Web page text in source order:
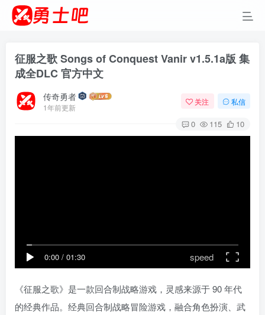
征服之歌 Songs of Conquest Vanir v1.5.1a版 集
成全DLC 官方中文
传奇勇者
1年前更新
关注 私信
0 115 10
0:00 / 01:30 speed
《征服之歌》是一款回合制战略游戏，灵感来源于 90 年代
的经典作品。经典回合制战略冒险游戏，融合角色扮演、武